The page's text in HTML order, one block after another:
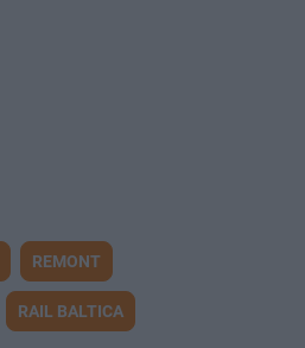
REMONT
RAIL BALTICA